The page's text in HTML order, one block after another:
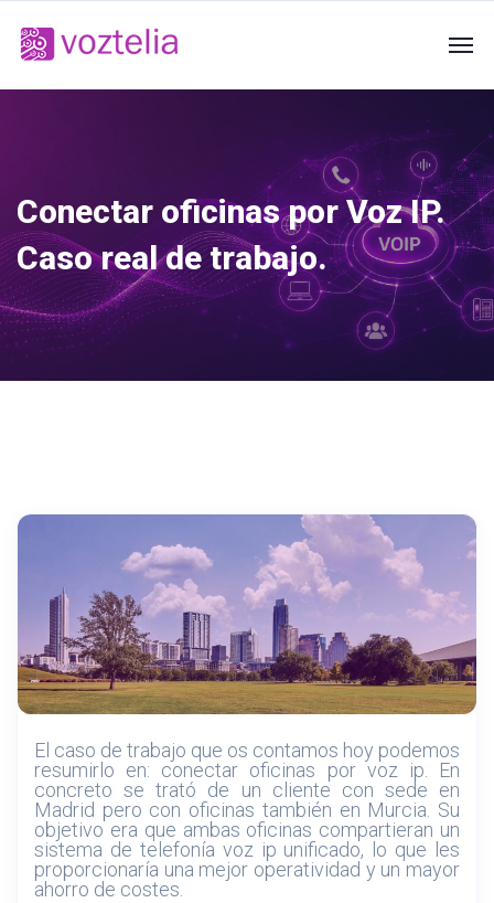
Conectar oficinas por Voz IP.
Caso real de trabajo.
El caso de trabajo que os contamos hoy podemos
resumirlo en: conectar oficinas por voz ip. En
concreto se trató de un cliente con sede en
Madrid pero con oficinas también en Murcia. Su
objetivo era que ambas oficinas compartieran un
sistema de telefonía voz ip unificado, lo que les
proporcionaría una mejor operatividad y un mayor
ahorro de costes.